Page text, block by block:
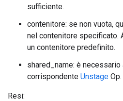
sufficiente.
contenitore: se non vuota,
nel contenitore specificato.
un contenitore predefinito.
shared_name: è
corrispondente Unstage Op.
Resi: